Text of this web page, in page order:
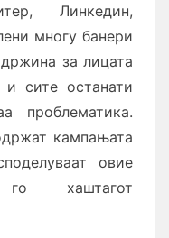
Линкедин,
многу банери
за лицата
и сите останати
проблематика.
кампањата
овие
хаштагот